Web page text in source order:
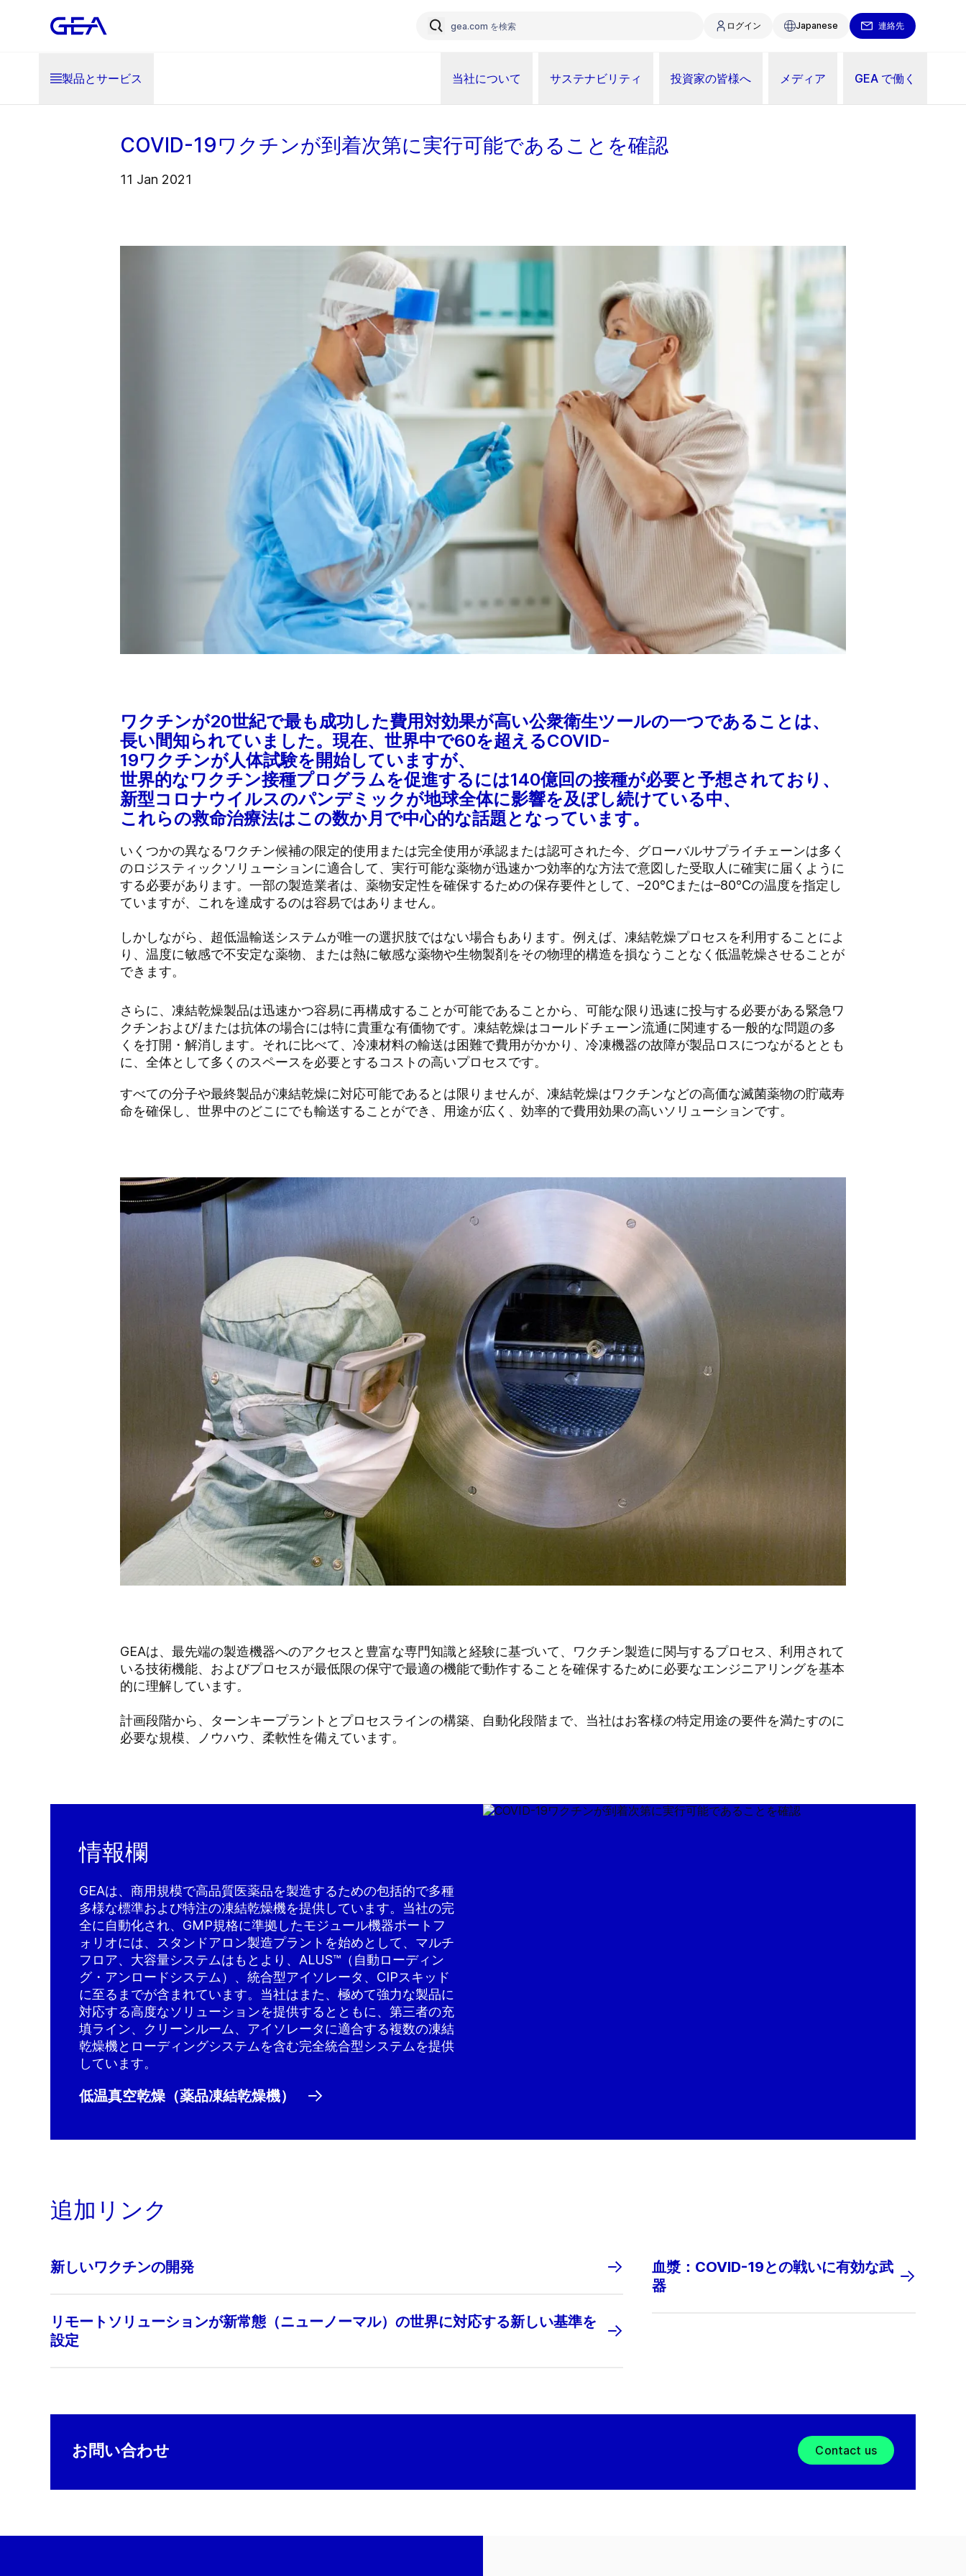
ログイン Japanese 連絡先
製品とサービス 当社について サステナビリティ 投資家の皆様へ メディア GEA で働く
COVID-19ワクチンが到着次第に実行可能であることを確認
11 Jan 2021
ワクチンが20世紀で最も成功した費用対効果が高い公衆衛生ツールの一つであることは、
長い間知られていました。現在、世界中で60を超えるCOVID-
19ワクチンが人体試験を開始していますが、
世界的なワクチン接種プログラムを促進するには140億回の接種が必要と予想されており、
新型コロナウイルスのパンデミックが地球全体に影響を及ぼし続けている中、
これらの救命治療法はこの数か月で中心的な話題となっています。
いくつかの異なるワクチン候補の限定的使用または完全使用が承認または認可された今、グローバルサプライチェーンは多く
のロジスティックソリューションに適合して、実行可能な薬物が迅速かつ効率的な方法で意図した受取人に確実に届くように
する必要があります。一部の製造業者は、薬物安定性を確保するための保存要件として、–20℃または–80℃の温度を指定し
ていますが、これを達成するのは容易ではありません。
しかしながら、超低温輸送システムが唯一の選択肢ではない場合もあります。例えば、凍結乾燥プロセスを利用することによ
り、温度に敏感で不安定な薬物、または熱に敏感な薬物や生物製剤をその物理的構造を損なうことなく低温乾燥させることが
できます。
さらに、凍結乾燥製品は迅速かつ容易に再構成することが可能であることから、可能な限り迅速に投与する必要がある緊急ワ
クチンおよび/または抗体の場合には特に貴重な有価物です。凍結乾燥はコールドチェーン流通に関連する一般的な問題の多
くを打開・解消します。それに比べて、冷凍材料の輸送は困難で費用がかかり、冷凍機器の故障が製品ロスにつながるととも
に、全体として多くのスペースを必要とするコストの高いプロセスです。
すべての分子や最終製品が凍結乾燥に対応可能であるとは限りませんが、凍結乾燥はワクチンなどの高価な滅菌薬物の貯蔵寿
命を確保し、世界中のどこにでも輸送することができ、用途が広く、効率的で費用効果の高いソリューションです。
GEAは、最先端の製造機器へのアクセスと豊富な専門知識と経験に基づいて、ワクチン製造に関与するプロセス、利用されて
いる技術機能、およびプロセスが最低限の保守で最適の機能で動作することを確保するために必要なエンジニアリングを基本
的に理解しています。
計画段階から、ターンキープラントとプロセスラインの構築、自動化段階まで、当社はお客様の特定用途の要件を満たすのに
必要な規模、ノウハウ、柔軟性を備えています。
情報欄
GEAは、商用規模で高品質医薬品を製造するための包括的で多種
多様な標準および特注の凍結乾燥機を提供しています。当社の完
全に自動化され、GMP規格に準拠したモジュール機器ポートフ
ォリオには、スタンドアロン製造プラントを始めとして、マルチ
フロア、大容量システムはもとより、ALUS™（自動ローディン
グ・アンロードシステム）、統合型アイソレータ、CIPスキッド
に至るまでが含まれています。当社はまた、極めて強力な製品に
対応する高度なソリューションを提供するとともに、第三者の充
填ライン、クリーンルーム、アイソレータに適合する複数の凍結
乾燥機とローディングシステムを含む完全統合型システムを提供
しています。
低温真空乾燥（薬品凍結乾燥機）
追加リンク
新しいワクチンの開発
リモートソリューションが新常態（ニューノーマル）の世界に対応する新しい基準を
設定
血漿：COVID-19との戦いに有効な武
器
お問い合わせ Contact us